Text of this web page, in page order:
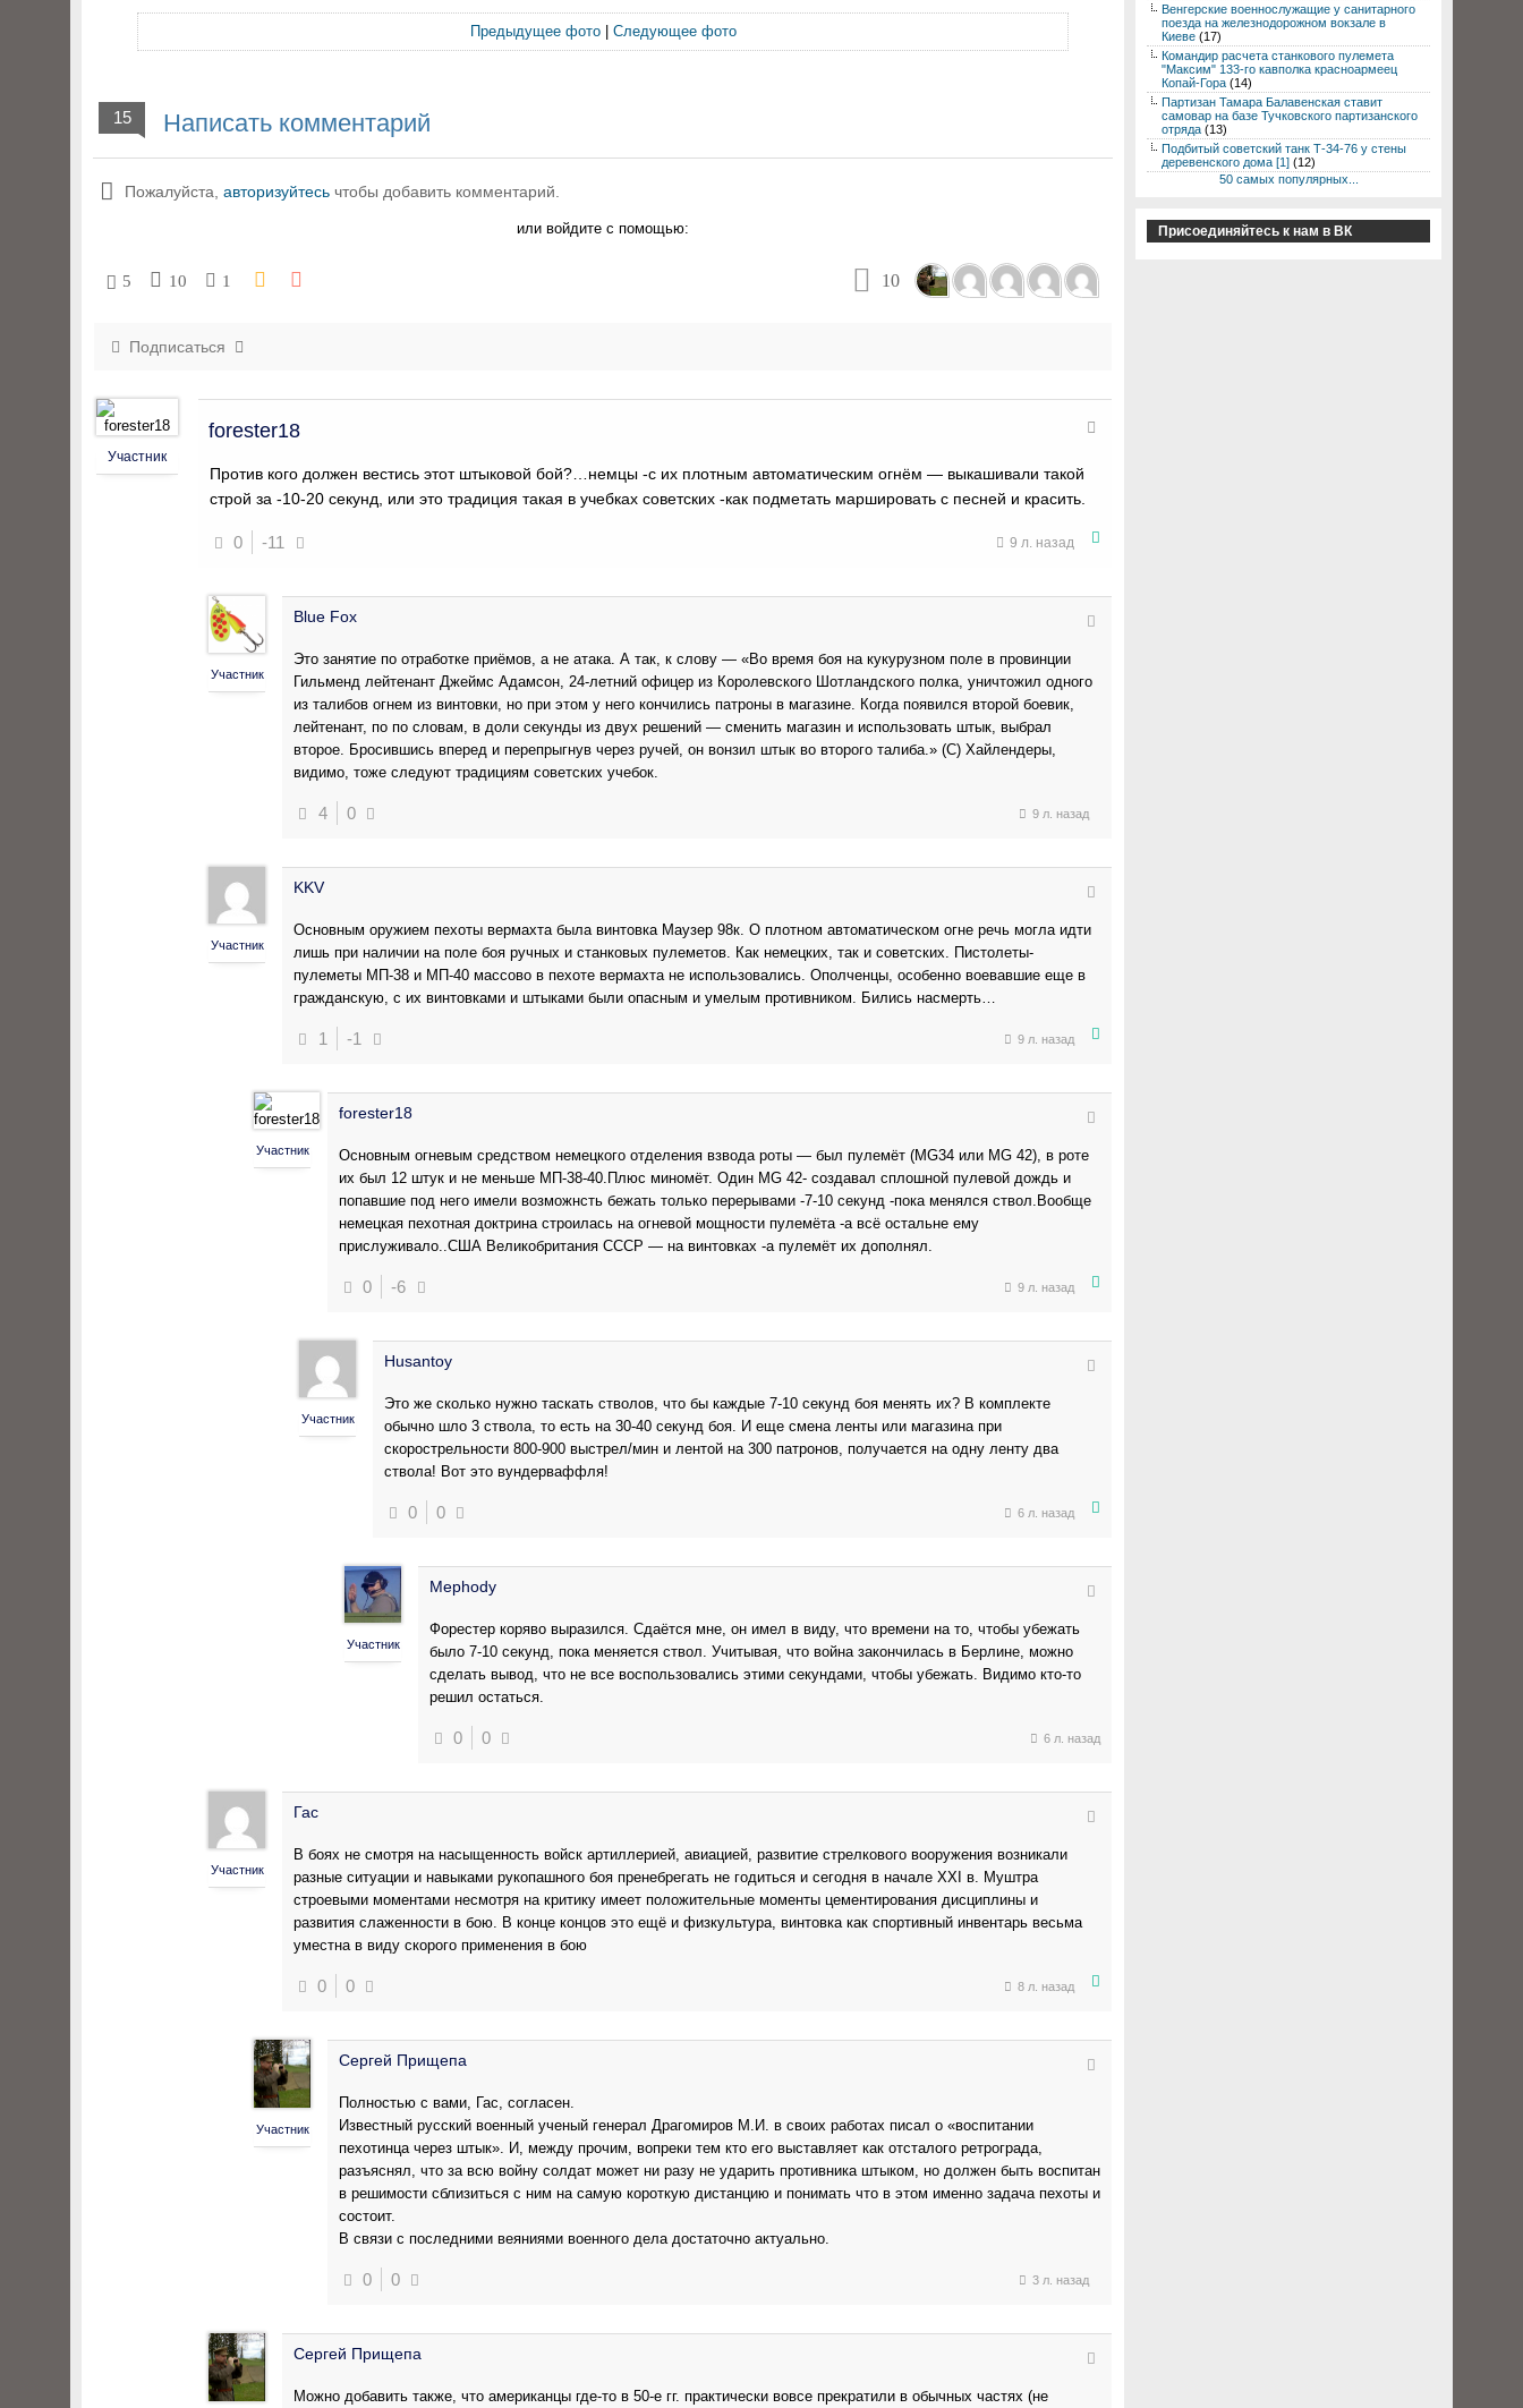
Предыдущее фото| Следующее фото
15 Написать комментарий
Пожалуйста, авторизуйтесь чтобы добавить комментарий.
или войдите с помощью:
5 10 1 10
Подписаться
Участник
forester18
Против кого должен вестись этот штыковой бой?…немцы -с их плотным автоматическим огнём — выкашивали такой
строй за -10-20 секунд, или это традиция такая в учебках советских -как подметать маршировать с песней и красить.
0 -11 9 л. назад
Участник
Blue Fox
Это занятие по отработке приёмов, а не атака. А так, к слову — «Во время боя на кукурузном поле в провинции
Гильменд лейтенант Джеймс Адамсон, 24-летний офицер из Королевского Шотландского полка, уничтожил одного
из талибов огнем из винтовки, но при этом у него кончились патроны в магазине. Когда появился второй боевик,
лейтенант, по по словам, в доли секунды из двух решений — сменить магазин и использовать штык, выбрал
второе. Бросившись вперед и перепрыгнув через ручей, он вонзил штык во второго талиба.» (С) Хайлендеры,
видимо, тоже следуют традициям советских учебок.
4 0 9 л. назад
Участник
KKV
Основным оружием пехоты вермахта была винтовка Маузер 98к. О плотном автоматическом огне речь могла идти
лишь при наличии на поле боя ручных и станковых пулеметов. Как немецких, так и советских. Пистолеты-
пулеметы МП-38 и МП-40 массово в пехоте вермахта не использовались. Ополченцы, особенно воевавшие еще в
гражданскую, с их винтовками и штыками были опасным и умелым противником. Бились насмерть…
1 -1 9 л. назад
Участник
forester18
Основным огневым средством немецкого отделения взвода роты — был пулемёт (МG34 или MG 42), в роте
их был 12 штук и не меньше МП-38-40.Плюс миномёт. Один MG 42- создавал сплошной пулевой дождь и
попавшие под него имели возможнсть бежать только перерывами -7-10 секунд -пока менялся ствол.Вообще
немецкая пехотная доктрина строилась на огневой мощности пулемёта -а всё остальне ему
прислуживало..США Великобритания СССР — на винтовках -а пулемёт их дополнял.
0 -6 9 л. назад
Участник
Husantoy
Это же сколько нужно таскать стволов, что бы каждые 7-10 секунд боя менять их? В комплекте
обычно шло 3 ствола, то есть на 30-40 секунд боя. И еще смена ленты или магазина при
скорострельности 800-900 выстрел/мин и лентой на 300 патронов, получается на одну ленту два
ствола! Вот это вундерваффля!
0 0 6 л. назад
Участник
Mephody
Форестер коряво выразился. Сдаётся мне, он имел в виду, что времени на то, чтобы убежать
было 7-10 секунд, пока меняется ствол. Учитывая, что война закончилась в Берлине, можно
сделать вывод, что не все воспользовались этими секундами, чтобы убежать. Видимо кто-то
решил остаться.
0 0 6 л. назад
Участник
Гас
В боях не смотря на насыщенность войск артиллерией, авиацией, развитие стрелкового вооружения возникали
разные ситуации и навыками рукопашного боя пренебрегать не годиться и сегодня в начале ХХI в. Муштра
строевыми моментами несмотря на критику имеет положительные моменты цементирования дисциплины и
развития слаженности в бою. В конце концов это ещё и физкультура, винтовка как спортивный инвентарь весьма
уместна в виду скорого применения в бою
0 0 8 л. назад
Участник
Сергей Прищепа
Полностью с вами, Гас, согласен.
Известный русский военный ученый генерал Драгомиров М.И. в своих работах писал о «воспитании
пехотинца через штык». И, между прочим, вопреки тем кто его выставляет как отсталого ретрограда,
разъяснял, что за всю войну солдат может ни разу не ударить противника штыком, но должен быть воспитан
в решимости сблизиться с ним на самую короткую дистанцию и понимать что в этом именно задача пехоты и
состоит.
В связи с последними веяниями военного дела достаточно актуально.
0 0 3 л. назад
Сергей Прищепа
Можно добавить также, что американцы где-то в 50-е гг. практически вовсе прекратили в обычных частях (не
Венгерские военнослужащие у санитарного
поезда на железнодорожном вокзале в
Киеве (17)
Командир расчета станкового пулемета
"Максим" 133-го кавполка красноармеец
Копай-Гора (14)
Партизан Тамара Балавенская ставит
самовар на базе Тучковского партизанского
отряда (13)
Подбитый советский танк Т-34-76 у стены
деревенского дома [1] (12)
50 самых популярных...
Присоединяйтесь к нам в ВК